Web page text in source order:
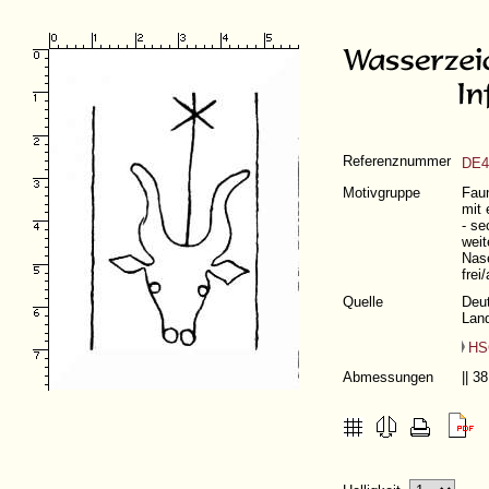
Referenznummer
Motivgruppe
mit
-
frei/
Quelle
Abmessungen
||